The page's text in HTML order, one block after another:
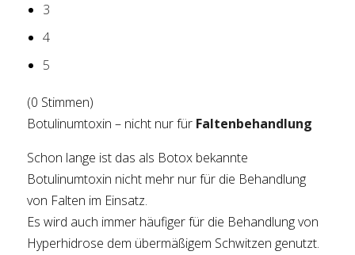
3
4
5
(0 Stimmen)
Botulinumtoxin – nicht nur für Faltenbehandlung
Schon lange ist das als Botox bekannte
Botulinumtoxin nicht mehr nur für die Behandlung
von Falten im Einsatz.
Es wird auch immer häufiger für die Behandlung von
Hyperhidrose dem übermäßigem Schwitzen genutzt.